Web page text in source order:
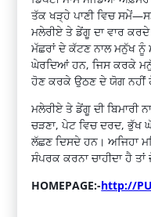
ਤੱਕ ਖੜ੍ਹੇ ਪਾਣੀ ਵਿਚ
ਮਲੇਰੀਏ ਤੇ ਡੇਂਗੂ ਦਾ ਵਾਰ ਕਰਦੇ
ਮੱਛਰਾਂ ਦੇ ਕੱਟਣ ਨਾਲ ਮਨੁੱਖ
ਘੇਰਦਿਆਂ ਹਨ, ਜਿਸ ਕਰਕੇ
ਹੋਣ ਕਰਕੇ ਉਠਣ ਦੇ ਯੋਗ ਨਹੀਂ
ਮਲੇਰੀਏ ਤੇ ਡੇਂਗੂ ਦੀ ਬਿਮਾਰੀ
ਚੜਣਾ, ਪੇਟ ਵਿਚ ਦਰਦ, ਭੁੱਖ
ਲੱਛਣ ਦਿਸਦੇ ਹਨ। ਅਜਿਹਾ
ਸੰਪਰਕ ਕਰਨਾ ਚਾਹੀਦਾ ਹੈ
HOMEPAGE:-http://